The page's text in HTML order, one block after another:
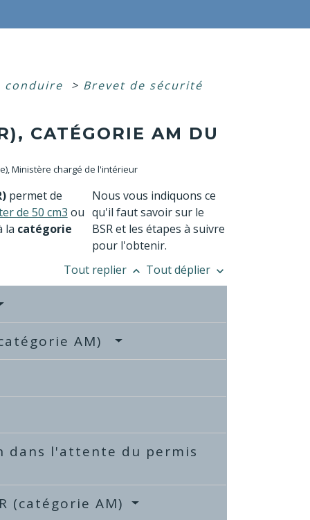
conduire > Brevet de sécurité
CATÉGORIE AM DU
Ministère chargé de l'intérieur
permet de
de 50 cm3 ou
la catégorie
Nous vous indiquons ce
qu'il faut savoir sur le
BSR et les étapes à suivre
pour l'obtenir.
Tout replier keyboard_arrow_up Tout déplier keyboard_arrow_down
AM)
dans l'attente du permis
(catégorie AM)